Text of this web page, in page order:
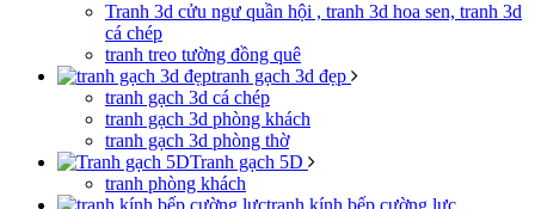
Tranh 3d cửu ngư quần hội , tranh 3d hoa sen, tranh 3d
cá chép
tranh treo tường đồng quê
tranh gạch 3d đẹp
tranh gạch 3d cá chép
tranh gạch 3d phòng khách
tranh gạch 3d phòng thờ
Tranh gạch 5D
tranh phòng khách
tranh kính bếp cường lực